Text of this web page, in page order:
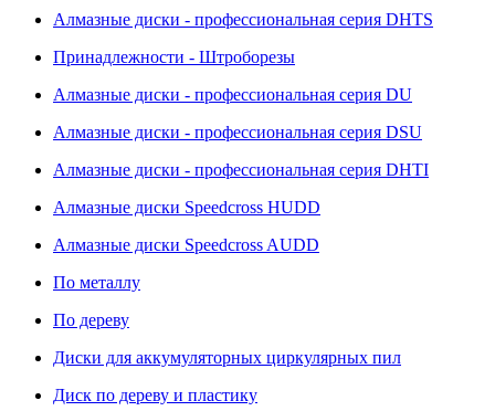
Алмазные диски - профессиональная серия DHTS
Принадлежности - Штроборезы
Алмазные диски - профессиональная серия DU
Алмазные диски - профессиональная серия DSU
Алмазные диски - профессиональная серия DHTI
Алмазные диски Speedcross HUDD
Алмазные диски Speedcross AUDD
По металлу
По дереву
Диски для аккумуляторных циркулярных пил
Диск по дереву и пластику